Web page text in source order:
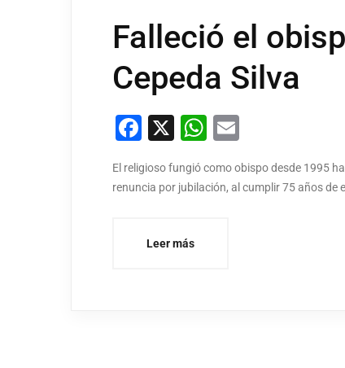
Falleció el
Cepeda Silva
Facebook
X WhatsApp
El religioso fungió como obispo desde 1995
renuncia por jubilación, al cumplir 75 años de
Leer más